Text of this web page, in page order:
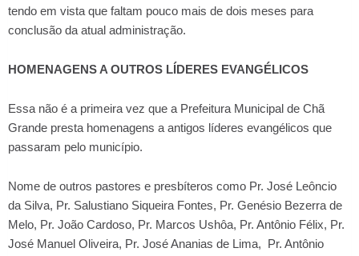
tendo em vista que faltam pouco mais de dois meses para
conclusão da atual administração.
HOMENAGENS A OUTROS LÍDERES EVANGÉLICOS
Essa não é a primeira vez que a Prefeitura Municipal de Chã
Grande presta homenagens a antigos líderes evangélicos que
passaram pelo município.
Nome de outros pastores e presbíteros como Pr. José Leôncio
da Silva, Pr. Salustiano Siqueira Fontes, Pr. Genésio Bezerra de
Melo, Pr. João Cardoso, Pr. Marcos Ushôa, Pr. Antônio Félix, Pr.
José Manuel Oliveira, Pr. José Ananias de Lima, Pr. Antônio